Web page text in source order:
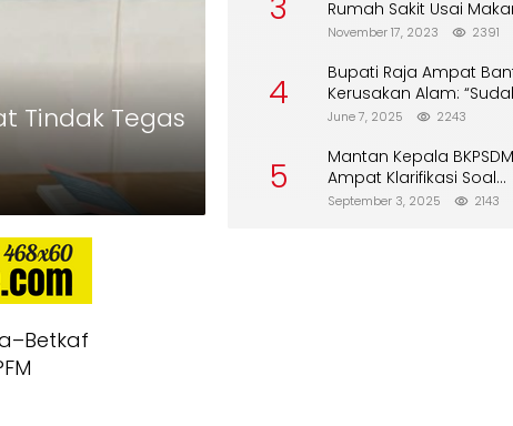
Tindak Tegas
Rumah Sakit Usai
Biskuit dari Alfamart
November 17, 2023 2391
4
Bupati Raja Ampat
Kerusakan Alam:
Direboisasi dan Tidak
June 7, 2025 2243
5
Mantan Kepala
Ampat Klarifikasi Soal
Pergantian Jabatan
September 3, 2025 2143